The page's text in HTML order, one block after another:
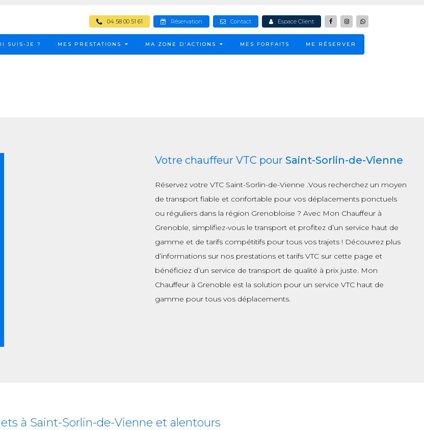
04 58 00 51 61 Réservation Contact Espace Client
SUIS-JE ? MES PRESTATIONS MA ZONE D'ACTIONS MES FORFAITS ME RÉSERVER
Votre chauffeur VTC pourSaint-Sorlin-de-Vienne
Réservez votre VTC Saint-Sorlin-de-Vienne .Vous recherchez un moyen
de transport fiable et confortable pour vos déplacements ponctuels
ou réguliers dans la région Grenobloise ? Avec Mon Chauffeur à
Grenoble, simplifiez-vous le transport et profitez d’un service haut de
gamme et de tarifs compétitifs pour tous vos trajets ! Découvrez plus
d’informations sur nos prestations et tarifs VTC sur cette page et
bénéficiez d’un service de transport de qualité à prix juste. Mon
Chauffeur à Grenoble est la solution pour un service VTC haut de
gamme pour tous vos déplacements.
à Saint-Sorlin-de-Vienne et alentours